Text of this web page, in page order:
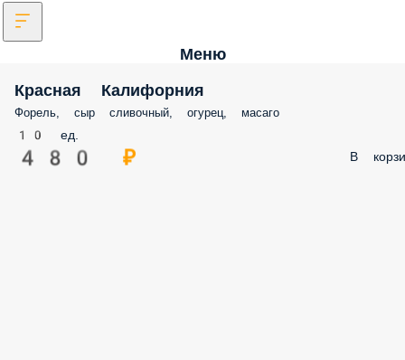
Меню
Красная Калифорния
Форель, сыр сливочный, огурец, масаго
10 ед.
480 ₽ В